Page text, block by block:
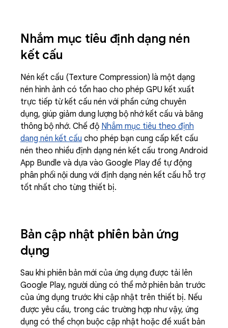
Nhắm mục tiêu định dạng nén
kết cấu
Nén kết cấu (Texture Compression) là một dạng
nén hình ảnh có tổn hao cho phép GPU kết xuất
trực tiếp từ kết cấu nén với phần cứng chuyên
dụng, giúp giảm dung lượng bộ nhớ kết cấu và băng
thông bộ nhớ. Chế độ Nhắm mục tiêu theo định
dạng nén kết cấu cho phép bạn cung cấp kết cấu
nén theo nhiều định dạng nén kết cấu trong Android
App Bundle và dựa vào Google Play để tự động
phân phối nội dung với định dạng nén kết cấu hỗ trợ
tốt nhất cho từng thiết bị.
Bản cập nhật phiên bản ứng
dụng
Sau khi phiên bản mới của ứng dụng được tải lên
Google Play, người dùng có thể mở phiên bản trước
của ứng dụng trước khi cập nhật trên thiết bị. Nếu
được yêu cầu, trong các trường hợp như vậy, ứng
dụng có thể chọn buộc cập nhật hoặc đề xuất bản